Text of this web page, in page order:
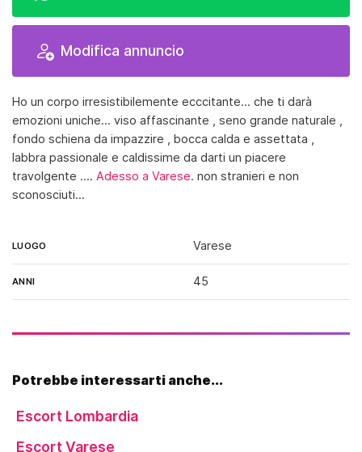
Modifica annuncio
Ho un corpo irresistibilemente ecccitante… che ti darà
emozioni uniche… viso affascinante , seno grande naturale ,
fondo schiena da impazzire , bocca calda e assettata ,
labbra passionale e caldissime da darti un piacere
travolgente …. Adesso a Varese. non stranieri e non
sconosciuti...
LUOGO Varese
ANNI 45
Potrebbe interessarti anche...
Escort Lombardia
Escort Varese